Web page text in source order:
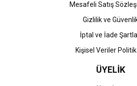
Mesafeli Satış
Gizlilik ve
İptal ve İade
Kişisel Veriler
ÜYELİK